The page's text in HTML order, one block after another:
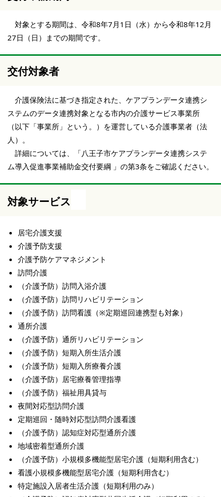
対象とする期間は、令和8年7月1日（水）から令和8年12月
27日（日）までの期間です。
交付対象者
介護保険法に基づき指定された、ケアプランデータ連携シ
ステムのデータ連携対象となる市内の介護サービス事業所
（以下「事業所」という。）を運営している介護事業者（法
人）。
詳細については、「八王子市ケアプランデータ連携システ
ム導入促進事業補助金交付要綱 」の第3条をご確認ください。
対象サービス
居宅介護支援
介護予防支援
介護予防ケアマネジメント
訪問介護
（介護予防）訪問入浴介護
（介護予防）訪問リハビリテーション
（介護予防）訪問看護（※定期巡回連携型も対象）
通所介護
（介護予防）通所リハビリテーション
（介護予防）短期入所生活介護
（介護予防）短期入所療養介護
（介護予防）居宅療養管理指導
（介護予防）福祉用具貸与
夜間対応型訪問介護
定期巡回・随時対応型訪問介護看護
（介護予防）認知症対応型通所介護
地域密着型通所介護
（介護予防）小規模多機能型居宅介護（短期利用含む）
看護小規模多機能型居宅介護（短期利用含む）
特定施設入居者生活介護（短期利用のみ）